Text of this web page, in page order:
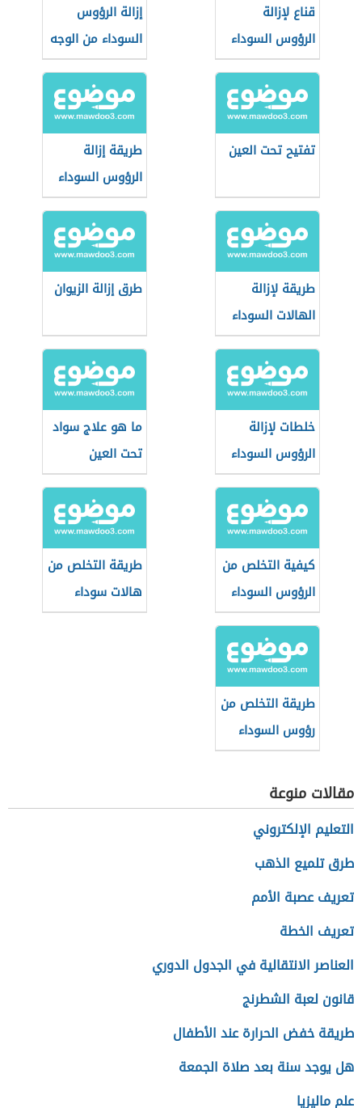
قناع لإزالة
الرؤوس السوداء
إزالة الرؤوس
السوداء من الوجه
تفتيح تحت العين
طريقة إزالة
الرؤوس السوداء
من الأنف
طريقة لإزالة
الهالات السوداء
طرق إزالة الزيوان
خلطات لإزالة
الرؤوس السوداء
ما هو علاج سواد
تحت العين
كيفية التخلص من
الرؤوس السوداء
في الساقين
طريقة التخلص من
هالات سوداء
طريقة التخلص من
رؤوس السوداء
مقالات منوعة
التعليم الإلكتروني
طرق تلميع الذهب
تعريف عصبة الأمم
تعريف الخطة
العناصر الانتقالية في الجدول الدوري
قانون لعبة الشطرنج
طريقة خفض الحرارة عند الأطفال
هل يوجد سنة بعد صلاة الجمعة
علم ماليزيا